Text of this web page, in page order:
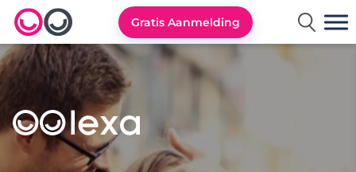
Lexa logo
Gratis Aanmelding